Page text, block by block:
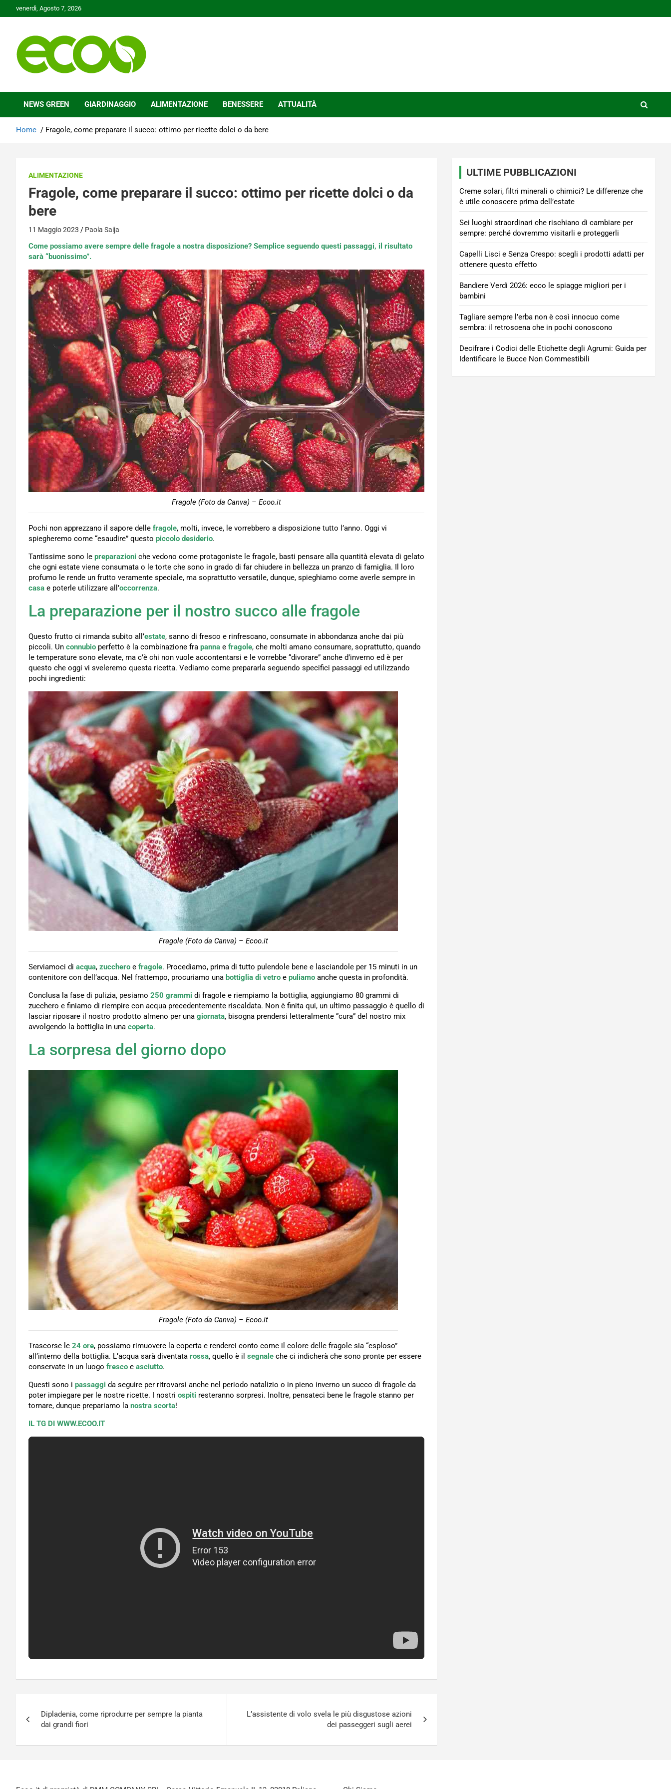
to
venerdì, Agosto 7, 2026
Ecoo.it
NEWS GREEN GIARDINAGGIO ALIMENTAZIONE BENESSERE ATTUALITÀ
Home Fragole, come preparare il succo: ottimo per ricette dolci o da bere
ALIMENTAZIONE
Fragole, come preparare il succo: ottimo per ricette dolci o da
bere
11 Maggio 2023 Paola Saija
Come possiamo avere sempre delle fragole a nostra disposizione? Semplice seguendo questi passaggi, il risultato
sarà “buonissimo”.
Fragole (Foto da Canva) – Ecoo.it
Pochi non apprezzano il sapore delle fragole, molti, invece, le vorrebbero a disposizione tutto l’anno. Oggi vi
spiegheremo come “esaudire” questo piccolo desiderio.
Tantissime sono le preparazioni che vedono come protagoniste le fragole, basti pensare alla quantità elevata di gelato
che ogni estate viene consumata o le torte che sono in grado di far chiudere in bellezza un pranzo di famiglia. Il loro
profumo le rende un frutto veramente speciale, ma soprattutto versatile, dunque, spieghiamo come averle sempre in
casa e poterle utilizzare all’occorrenza.
La preparazione per il nostro succo alle fragole
Questo frutto ci rimanda subito all’estate, sanno di fresco e rinfrescano, consumate in abbondanza anche dai più
piccoli. Un connubio perfetto è la combinazione fra panna e fragole, che molti amano consumare, soprattutto, quando
le temperature sono elevate, ma c’è chi non vuole accontentarsi e le vorrebbe “divorare” anche d’inverno ed è per
questo che oggi vi sveleremo questa ricetta. Vediamo come prepararla seguendo specifici passaggi ed utilizzando
pochi ingredienti:
Fragole (Foto da Canva) – Ecoo.it
Serviamoci di acqua, zucchero e fragole. Procediamo, prima di tutto pulendole bene e lasciandole per 15 minuti in un
contenitore con dell’acqua. Nel frattempo, procuriamo una bottiglia di vetro e puliamo anche questa in profondità.
Conclusa la fase di pulizia, pesiamo 250 grammi di fragole e riempiamo la bottiglia, aggiungiamo 80 grammi di
zucchero e finiamo di riempire con acqua precedentemente riscaldata. Non è finita qui, un ultimo passaggio è quello di
lasciar riposare il nostro prodotto almeno per una giornata, bisogna prendersi letteralmente “cura” del nostro mix
avvolgendo la bottiglia in una coperta.
La sorpresa del giorno dopo
Fragole (Foto da Canva) – Ecoo.it
Trascorse le 24 ore, possiamo rimuovere la coperta e renderci conto come il colore delle fragole sia “esploso”
all’interno della bottiglia. L’acqua sarà diventata rossa, quello è il segnale che ci indicherà che sono pronte per essere
conservate in un luogo fresco e asciutto.
Questi sono i passaggi da seguire per ritrovarsi anche nel periodo natalizio o in pieno inverno un succo di fragole da
poter impiegare per le nostre ricette. I nostri ospiti resteranno sorpresi. Inoltre, pensateci bene le fragole stanno per
tornare, dunque prepariamo la nostra scorta!
IL TG DI WWW.ECOO.IT
articoli
Dipladenia, come riprodurre per sempre la pianta
dai grandi fiori
L’assistente di volo svela le più disgustose azioni
dei passeggeri sugli aerei
ULTIME PUBBLICAZIONI
Creme solari, filtri minerali o chimici? Le differenze che
è utile conoscere prima dell’estate
Sei luoghi straordinari che rischiano di cambiare per
sempre: perché dovremmo visitarli e proteggerli
Capelli Lisci e Senza Crespo: scegli i prodotti adatti per
ottenere questo effetto
Bandiere Verdi 2026: ecco le spiagge migliori per i
bambini
Tagliare sempre l’erba non è così innocuo come
sembra: il retroscena che in pochi conoscono
Decifrare i Codici delle Etichette degli Agrumi: Guida per
Identificare le Bucce Non Commestibili